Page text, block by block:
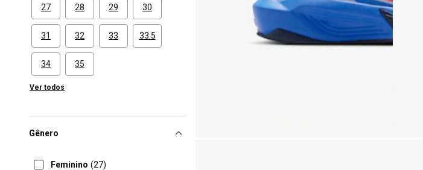
27 28 29 30
31 32 33 33.5
34 35
Ver todos
Gênero
Feminino (27)